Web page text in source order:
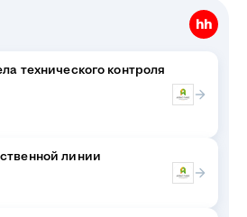
технического контроля
линии